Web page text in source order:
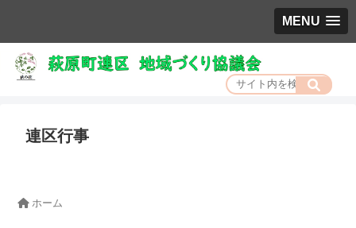
MENU
連区行事
ホーム